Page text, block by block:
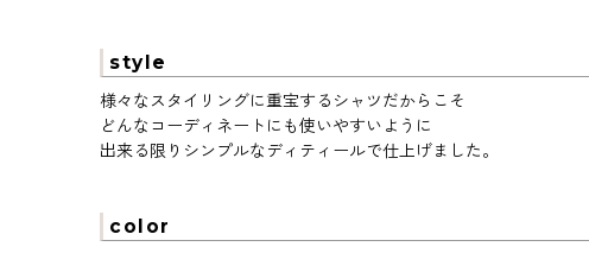
style
様々なスタイリングに重宝するシャツだからこそ
どんなコーディネートにも使いやすいように
出来る限りシンプルなディティールで仕上げました。
color